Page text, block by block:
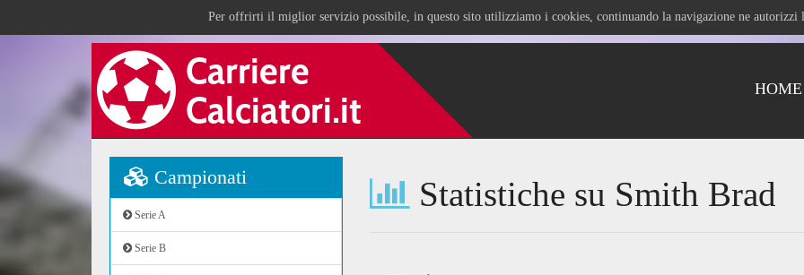
Per offrirti il miglior servizio possibile, in questo sito utilizziamo i cookies, continuando la navigazione ne
HOME
Campionati
Serie A
Serie B
Statistiche su Smith Brad